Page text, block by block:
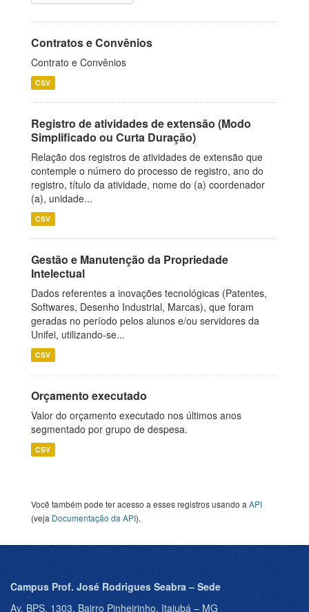
Contratos e Convênios
Contrato e Convênios
CSV
Registro de atividades de extensão (Modo
Simplificado ou Curta Duração)
Relação dos registros de atividades de extensão que
contemple o número do processo de registro, ano do
registro, título da atividade, nome do (a) coordenador
(a), unidade...
CSV
Gestão e Manutenção da Propriedade
Intelectual
Dados referentes a inovações tecnológicas (Patentes,
Softwares, Desenho Industrial, Marcas), que foram
geradas no período pelos alunos e/ou servidores da
Unifei, utilizando-se...
CSV
Orçamento executado
Valor do orçamento executado nos últimos anos
segmentado por grupo de despesa.
CSV
Você também pode ter acesso a esses registros usando a API
(veja Documentação da API).
Campus Prof. José Rodrigues Seabra – Sede
Av. BPS, 1303, Bairro Pinheirinho, Itajubá – MG